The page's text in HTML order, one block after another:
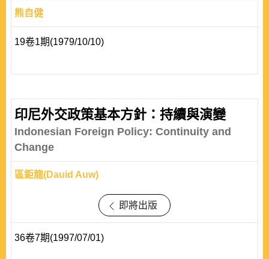
熊自健
19卷1期(1979/10/10)
印尼外交政策基本方針：持續與演變
Indonesian Foreign Policy: Continuity and
Change
區鉅龍(Dauid Auw)
即將出版
36卷7期(1997/07/01)